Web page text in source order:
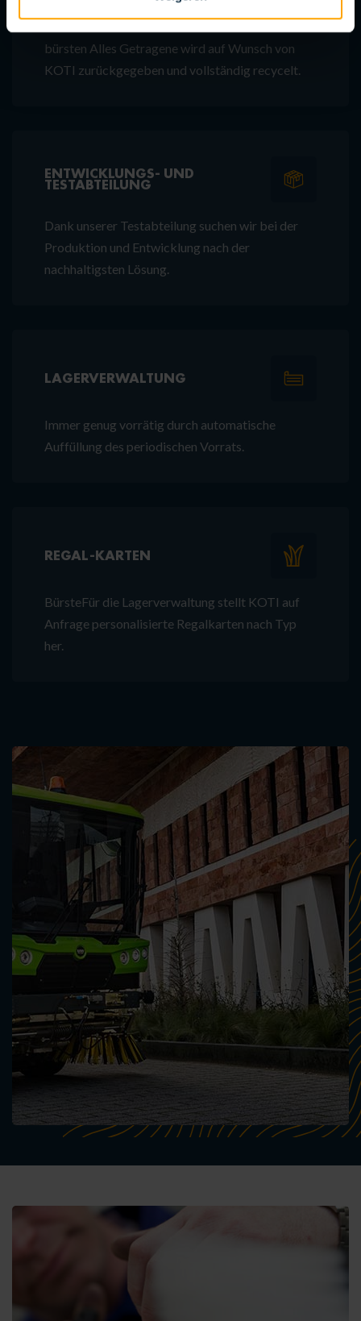
bürsten Alles Getragene wird auf Wunsch von
KOTI zurückgegeben und vollständig recycelt.
ENTWICKLUNGS- UND
TESTABTEILUNG
Dank unserer Testabteilung suchen wir bei der
Produktion und Entwicklung nach der
nachhaltigsten Lösung.
LAGERVERWALTUNG
Immer genug vorrätig durch automatische
Auffüllung des periodischen Vorrats.
REGAL-KARTEN
BürsteFür die Lagerverwaltung stellt KOTI auf
Anfrage personalisierte Regalkarten nach Typ
her.